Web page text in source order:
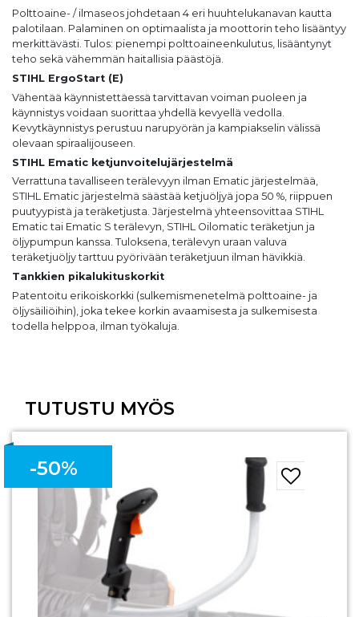
Polttoaine- / ilmaseos johdetaan 4 eri huuhtelukanavan kautta
palotilaan. Palaminen on optimaalista ja moottorin teho lisääntyy
merkittävästi. Tulos: pienempi polttoaineenkulutus, lisääntynyt
teho sekä vähemmän haitallisia päästöjä.
STIHL ErgoStart (E)
Vähentää käynnistettäessä tarvittavan voiman puoleen ja
käynnistys voidaan suorittaa yhdellä kevyellä vedolla.
Kevytkäynnistys perustuu narupyörän ja kampiakselin välissä
olevaan spiraalijouseen.
STIHL Ematic ketjunvoitelujärjestelmä
Verrattuna tavalliseen terälevyyn ilman Ematic järjestelmää,
STIHL Ematic järjestelmä säästää ketjuöljyä jopa 50 %, riippuen
puutyypistä ja teräketjusta. Järjestelmä yhteensovittaa STIHL
Ematic tai Ematic S terälevyn, STIHL Oilomatic teräketjun ja
öljypumpun kanssa. Tuloksena, terälevyn uraan valuva
teräketjuöljy tarttuu pyörivään teräketjuun ilman hävikkiä.
Tankkien pikalukituskorkit
Patentoitu erikoiskorkki (sulkemismenetelmä polttoaine- ja
öljysäiliöihin), joka tekee korkin avaamisesta ja sulkemisesta
todella helppoa, ilman työkaluja.
TUTUSTU MYÖS
-50%